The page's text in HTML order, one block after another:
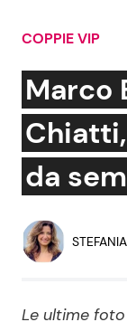
Cerca:
News e
Attualità
Economia
Persone
COPPIE VIP
Marco
da
Le ultime